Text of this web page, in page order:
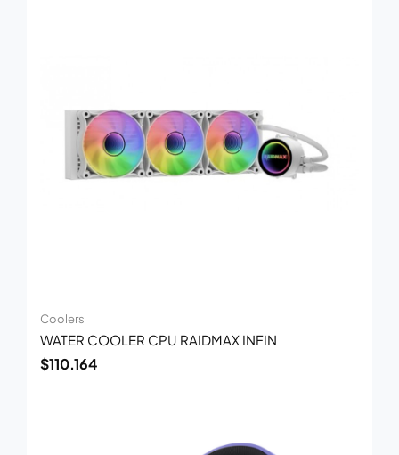
Coolers
WATER COOLER CPU RAIDMAX INFIN
$110.164